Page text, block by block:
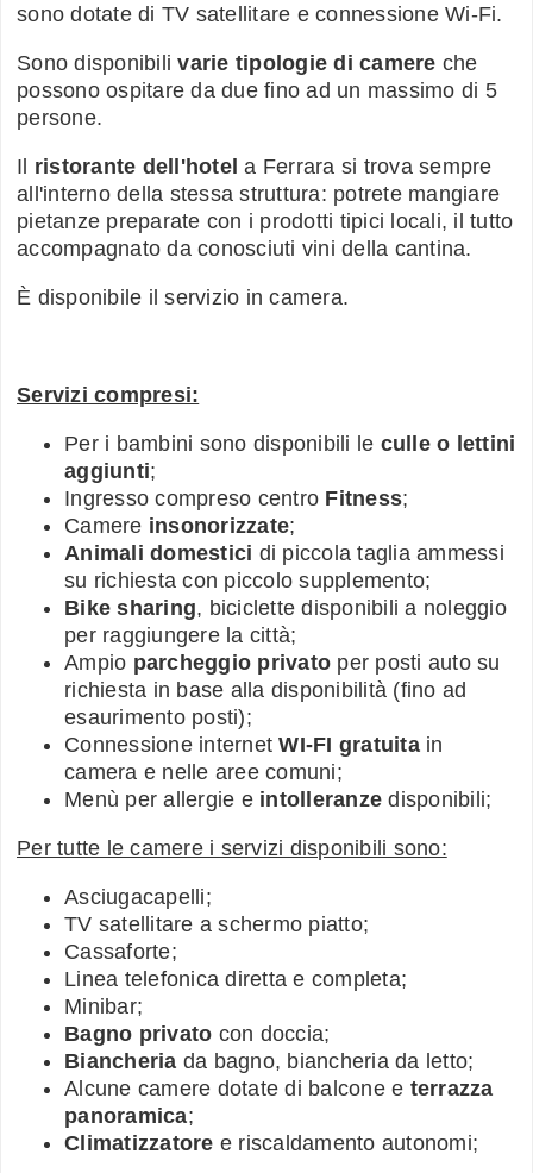
sono dotate di TV satellitare e connessione Wi-Fi.
Sono disponibilivarie tipologie di camere che
possono ospitare da due fino ad un massimo di 5
persone.
Il ristorante dell'hotel a Ferrara si trova sempre
all'interno della stessa struttura: potrete mangiare
pietanze preparate con i prodotti tipici locali, il tutto
accompagnato da conosciuti vini della cantina.
È disponibile il servizio in camera.
Servizi compresi:
Per i bambini sono disponibili le culle o lettini
aggiunti;
Ingresso compreso centro Fitness;
Camere insonorizzate;
Animali domestici di piccola taglia ammessi
su richiesta con piccolo supplemento;
Bike sharing, biciclette disponibili a noleggio
per raggiungere la città;
Ampio parcheggio privato per posti auto su
richiesta in base alla disponibilità (fino ad
esaurimento posti);
Connessione internetWI-FI gratuitain
camera e nelle aree comuni;
Menù per allergie e intolleranze disponibili;
Per tutte le camere i servizi disponibili sono:
Asciugacapelli;
TV satellitare a schermo piatto;
Cassaforte;
Linea telefonica diretta e completa;
Minibar;
Bagno privato con doccia;
Biancheria da bagno, biancheria da letto;
Alcune camere dotate di balcone e terrazza
panoramica;
Climatizzatore e riscaldamento autonomi;